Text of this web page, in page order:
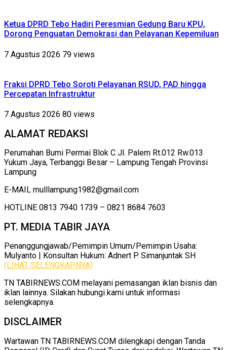
Ketua DPRD Tebo Hadiri Peresmian Gedung Baru KPU,
Dorong Penguatan Demokrasi dan Pelayanan Kepemiluan
7 Agustus 2026 79 views
Fraksi DPRD Tebo Soroti Pelayanan RSUD, PAD hingga
Percepatan Infrastruktur
7 Agustus 2026 80 views
ALAMAT REDAKSI
Perumahan Bumi Permai Blok C Jl. Palem Rt.012 Rw.013
Yukum Jaya, Terbanggi Besar – Lampung Tengah Provinsi
Lampung
E-MAIL mulllampung1982@gmail.com
HOTLINE 0813 7940 1739 – 0821 8684 7603
PT. MEDIA TABIR JAYA
Penanggungjawab/Pemimpin Umum/Pemimpin Usaha:
Mulyanto | Konsultan Hukum: Adnert P. Simanjuntak SH
(LIHAT SELENGKAPNYA)
TN TABIRNEWS.COM melayani pemasangan iklan bisnis dan
iklan lainnya. Silakan hubungi kami untuk informasi
selengkapnya.
DISCLAIMER
Wartawan TN TABIRNEWS.COM dilengkapi dengan Tanda